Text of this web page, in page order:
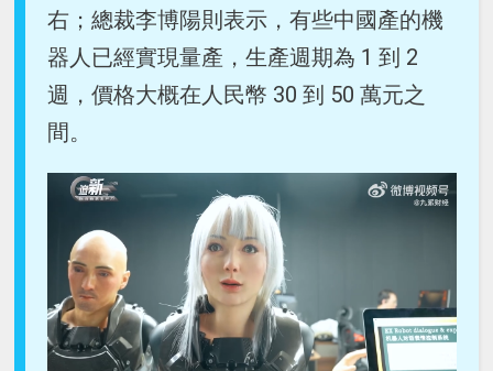
右；總裁李博陽則表示，有些中國產的機
器人已經實現量產，生產週期為 1 到 2
週，價格大概在人民幣 30 到 50 萬元之
間。